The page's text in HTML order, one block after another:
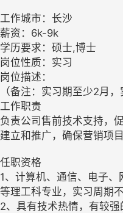
工作城市：长沙
薪资：6k-9k
学历要求：硕士,博士
岗位性质：实习
岗位描述：
（备注：实习期至少2月
工作职责
负责公司售前技术支持，
建立和推广，确保营销项
任职资格
1、计算机、通信、电子
等理工科专业，实习周期
2、具有技术热情，有较